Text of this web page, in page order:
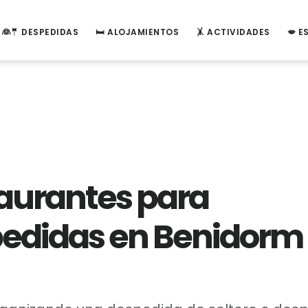
👰🤵 DESPEDIDAS 🛏️ ALOJAMIENTOS 🤸 ACTIVIDADES 💋
para
en Benidorm